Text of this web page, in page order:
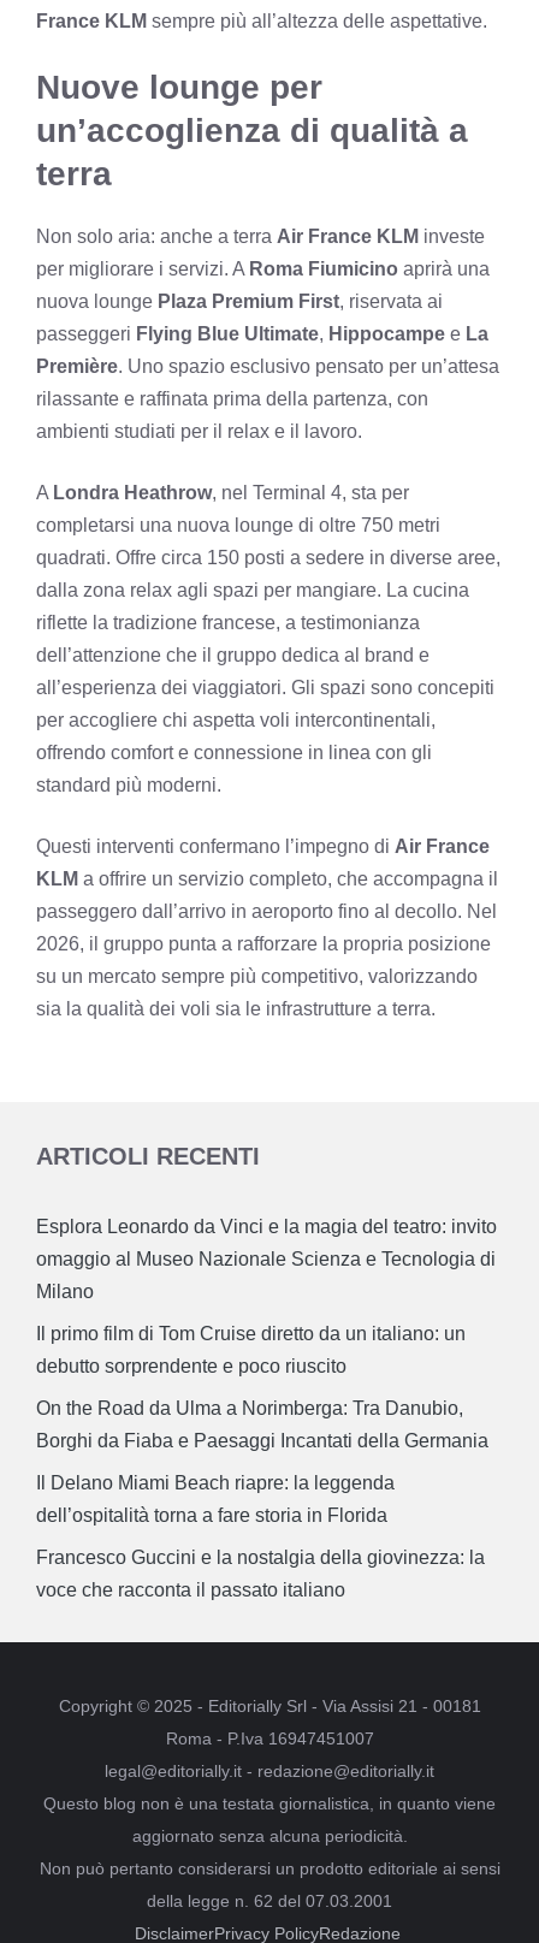
France KLM sempre più all’altezza delle aspettative.
Nuove lounge per
un’accoglienza di qualità a
terra
Non solo aria: anche a terra Air France KLM investe
per migliorare i servizi. A Roma Fiumicino aprirà una
nuova lounge Plaza Premium First, riservata ai
passeggeri Flying Blue Ultimate, Hippocampe e La
Première. Uno spazio esclusivo pensato per un’attesa
rilassante e raffinata prima della partenza, con
ambienti studiati per il relax e il lavoro.
A Londra Heathrow, nel Terminal 4, sta per
completarsi una nuova lounge di oltre 750 metri
quadrati. Offre circa 150 posti a sedere in diverse aree,
dalla zona relax agli spazi per mangiare. La cucina
riflette la tradizione francese, a testimonianza
dell’attenzione che il gruppo dedica al brand e
all’esperienza dei viaggiatori. Gli spazi sono concepiti
per accogliere chi aspetta voli intercontinentali,
offrendo comfort e connessione in linea con gli
standard più moderni.
Questi interventi confermano l’impegno di Air France
KLM a offrire un servizio completo, che accompagna il
passeggero dall’arrivo in aeroporto fino al decollo. Nel
2026, il gruppo punta a rafforzare la propria posizione
su un mercato sempre più competitivo, valorizzando
sia la qualità dei voli sia le infrastrutture a terra.
ARTICOLI RECENTI
Esplora Leonardo da Vinci e la magia del teatro: invito
omaggio al Museo Nazionale Scienza e Tecnologia di
Milano
Il primo film di Tom Cruise diretto da un italiano: un
debutto sorprendente e poco riuscito
On the Road da Ulma a Norimberga: Tra Danubio,
Borghi da Fiaba e Paesaggi Incantati della Germania
Il Delano Miami Beach riapre: la leggenda
dell’ospitalità torna a fare storia in Florida
Francesco Guccini e la nostalgia della giovinezza: la
voce che racconta il passato italiano
Copyright © 2025 - Editorially Srl - Via Assisi 21 - 00181
Roma - P.Iva 16947451007
legal@editorially.it - redazione@editorially.it
Questo blog non è una testata giornalistica, in quanto viene
aggiornato senza alcuna periodicità.
Non può pertanto considerarsi un prodotto editoriale ai sensi
della legge n. 62 del 07.03.2001
DisclaimerPrivacy PolicyRedazione